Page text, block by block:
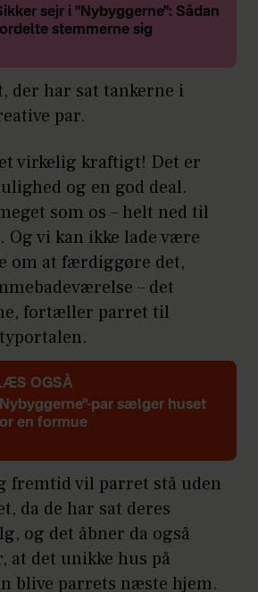
sejr i "Nybyggerne": Sådan
stemmerne sig
der har sat tankerne i
par.
virkelig kraftigt! Det er
og en god deal.
som os – helt ned til
Og vi kan ikke lade være
om at færdiggøre det,
– det
fortæller parret til
OGSÅ
par sælger huset
en formue
fremtid vil parret stå uden
da de har sat deres
og det åbner da også
at det unikke hus på
blive parrets næste hjem.